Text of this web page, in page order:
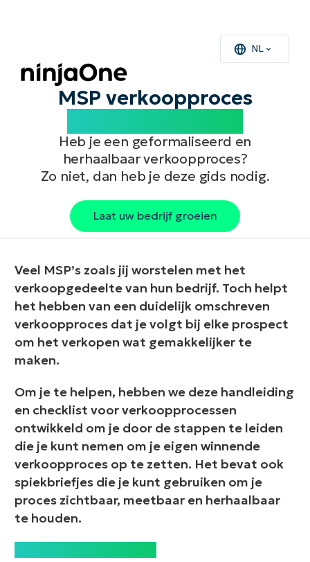
NL
MSP verkoopproces
Heb je een geformaliseerd en
herhaalbaar verkoopproces?
Zo niet, dan heb je deze gids nodig.
Laat uw bedrijf groeien
Veel MSP’s zoals jij worstelen met het
verkoopgedeelte van hun bedrijf. Toch helpt
het hebben van een duidelijk omschreven
verkoopproces dat je volgt bij elke prospect
om het verkopen wat gemakkelijker te
maken.
Om je te helpen, hebben we deze handleiding
en checklist voor verkoopprocessen
ontwikkeld om je door de stappen te leiden
die je kunt nemen om je eigen winnende
verkoopproces op te zetten. Het bevat ook
spiekbriefjes die je kunt gebruiken om je
proces zichtbaar, meetbaar en herhaalbaar
te houden.